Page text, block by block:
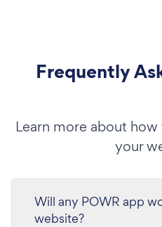
Frequently
Learn more about
your
Will any POWR app
website?